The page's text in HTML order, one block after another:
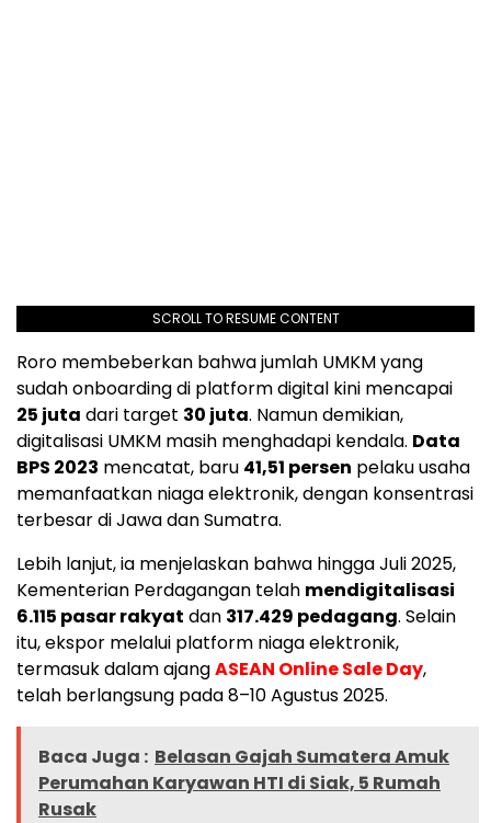
SCROLL TO RESUME CONTENT
Roro membeberkan bahwa jumlah UMKM yang
sudah onboarding di platform digital kini mencapai
25 juta dari target 30 juta. Namun demikian,
digitalisasi UMKM masih menghadapi kendala. Data
BPS 2023 mencatat, baru 41,51 persen pelaku usaha
memanfaatkan niaga elektronik, dengan konsentrasi
terbesar di Jawa dan Sumatra.
Lebih lanjut, ia menjelaskan bahwa hingga Juli 2025,
Kementerian Perdagangan telah mendigitalisasi
6.115 pasar rakyat dan 317.429 pedagang. Selain
itu, ekspor melalui platform niaga elektronik,
termasuk dalam ajangASEAN Online Sale Day,
telah berlangsung pada 8–10 Agustus 2025.
Baca Juga : Belasan Gajah Sumatera Amuk
Perumahan Karyawan HTI di Siak, 5 Rumah
Rusak